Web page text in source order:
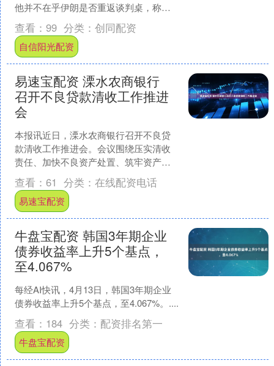
他并不在乎伊朗是否重返谈判桌，称美
国将于美国东部时间13日10时对伊朗实
施封锁，对北....
查看： 99 分类： 创同配资
自信阳光配资
易速宝配资 溧水农商银行
召开不良贷款清收工作推进
会
本报讯近日，溧水农商银行召开不良贷
款清收工作推进会。会议围绕压实清收
责任、加快不良资产处置、筑牢资产质
量防线展开部署。总行领导、各部门负
责人、各支行负责人、客户....
查看： 61 分类： 在线配资电话
易速宝配资
牛盘宝配资 韩国3年期企业
债券收益率上升5个基点，
至4.067%
每经AI快讯，4月13日，韩国3年期企业
债券收益率上升5个基点，至4.067%。....
查看： 184 分类： 配资排名第一
牛盘宝配资